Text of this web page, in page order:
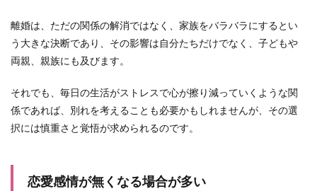
離婚は、ただの関係の解消ではなく、家族をバラバラにするとい
う大きな決断であり、その影響は自分たちだけでなく、子どもや
両親、親族にも及びます。
それでも、毎日の生活がストレスで心が擦り減っていくような関
係であれば、別れを考えることも必要かもしれませんが、その選
択には慎重さと覚悟が求められるのです。
恋愛感情が無くなる場合が多い